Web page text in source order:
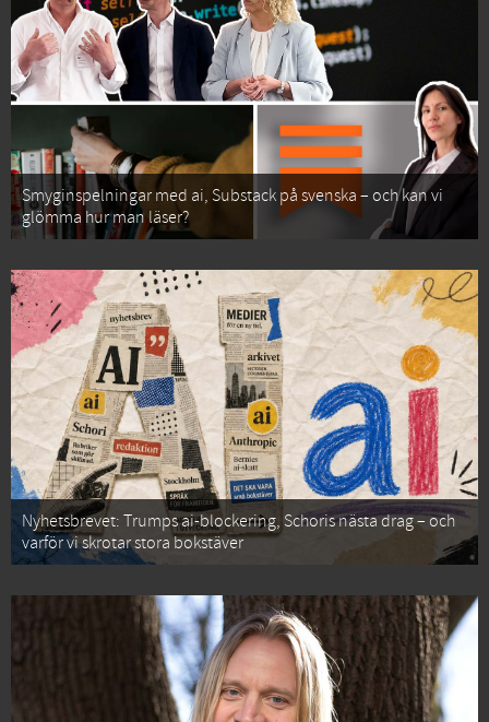
Smyginspelningar med ai, Substack på svenska – och kan vi
glömma hur man läser?
Nyhetsbrevet: Trumps ai-blockering, Schoris nästa drag – och
varför vi skrotar stora bokstäver